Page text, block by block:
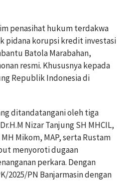
penasihat hukum terdakwa
pidana korupsi kredit investasi
Batola Marabahan,
resmi. Khususnya kepada
Republik Indonesia di
ditandatangani oleh tiga
Nizar Tanjung SH MHCIL,
Mikom, MAP, serta Rustam
menyoroti dugaan
perkara. Dengan
2025/PN Banjarmasin dengan